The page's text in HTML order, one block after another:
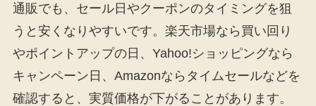
通販でも、セール日やクーポンのタイミングを狙
うと安くなりやすいです。楽天市場なら買い回り
やポイントアップの日、Yahoo!ショッピングなら
キャンペーン日、Amazonならタイムセールなどを
確認すると、実質価格が下がることがあります。